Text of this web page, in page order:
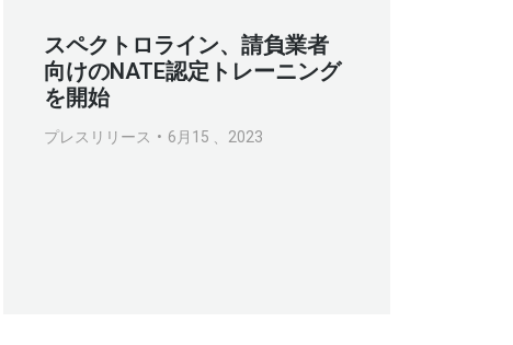
スペクトロライン、請負業者
向けのNATE認定トレーニング
を開始
プレスリリース 6月15 、2023